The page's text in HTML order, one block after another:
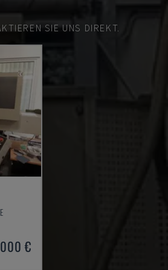
SIE UNS DIREKT.
€